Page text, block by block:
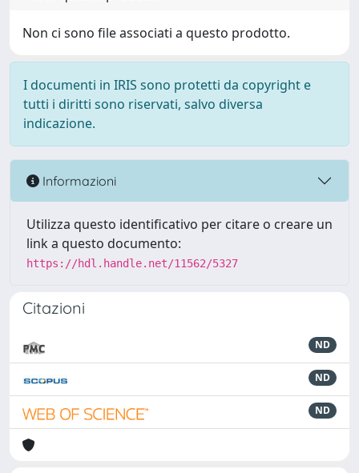
Non ci sono file associati a questo prodotto.
I documenti in IRIS sono protetti da copyright e
tutti i diritti sono riservati, salvo diversa
indicazione.
Informazioni
Utilizza questo identificativo per citare o creare un
link a questo documento:
https://hdl.handle.net/11562/5327
Citazioni
ND
ND
ND